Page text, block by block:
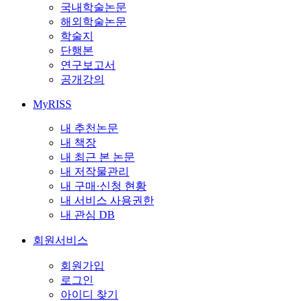
국내학술논문
해외학술논문
학술지
단행본
연구보고서
공개강의
MyRISS
내 추천논문
내 책장
내 최근 본 논문
내 저작물관리
내 구매·신청 현황
내 서비스 사용권한
내 관심 DB
회원서비스
회원가입
로그인
아이디 찾기